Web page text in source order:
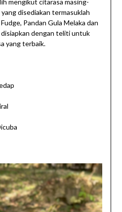
disediakan termasuklah
Pandan Gula Melaka dan
dengan teliti untuk
yang terbaik.